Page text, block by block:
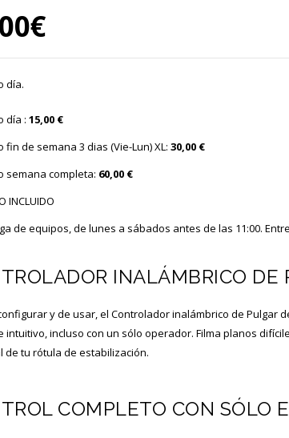
€
día.
día :15,00 €
fin de semana 3 dias (Vie-Lun) XL:30,00 €
semana completa: 60,00 €
INCLUIDO
de equipos, de lunes a sábados antes de las 11:00.
INALÁMBRICO DE
y de usar, el Controlador inalámbrico de Pulgar
intuitivo, incluso con un sólo operador. Filma planos
de tu rótula de estabilización.
COMPLETO CON SÓLO